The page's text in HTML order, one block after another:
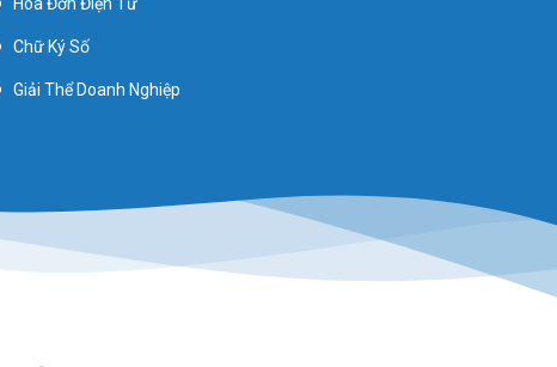
Chữ Ký Số
Giải Thể Doanh Nghiệp